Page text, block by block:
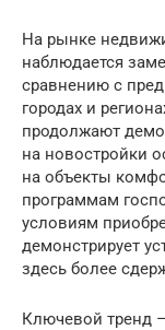
На рынке
наблюдается
сравнению с
городах и
продолжают
на новостройки
на объекты
программам
условиям
демонстрирует
здесь более
Ключевой тренд